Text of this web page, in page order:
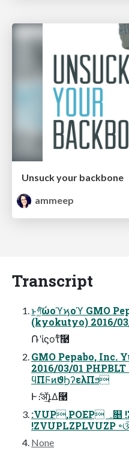
Unsuck your backbone
ammeep
Transcript
ͱগ͚ͩ͠ώοϓϗοϓ GMO
݁Ռʹίϛοτͨ͠࿩
GMO Pepabo, Inc.
2016/03/01
ϥΠϜͷϑϦʔελΠϧ
Ͱެ։ॲܐ͢Δ࿩
:VUP,POEP ہ௕ !ZVUP@LZPLV
None